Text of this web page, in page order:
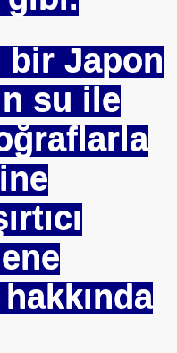
Japon
su ile